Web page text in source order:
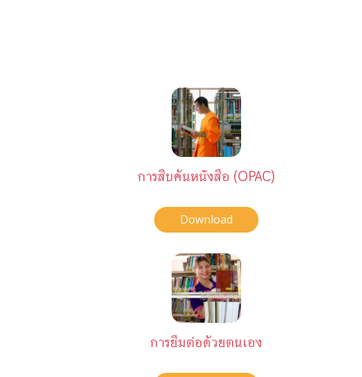
การสืบค้นหนังสือ (OPAC)
Download
การยืมต่อด้วยตนเอง